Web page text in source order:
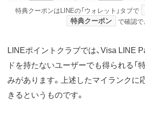
特典クーポンはLINEの「ウォレット」タブで
特典クーポン で確認で
LINEポイントクラブでは、Visa LINE
ドを持たないユーザーでも得られる「
みがあります。上述したマイランクに
きるというものです。